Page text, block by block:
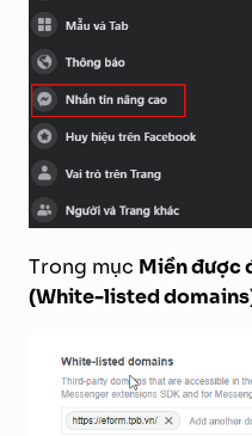
Trong mục Miền được
(White-listed